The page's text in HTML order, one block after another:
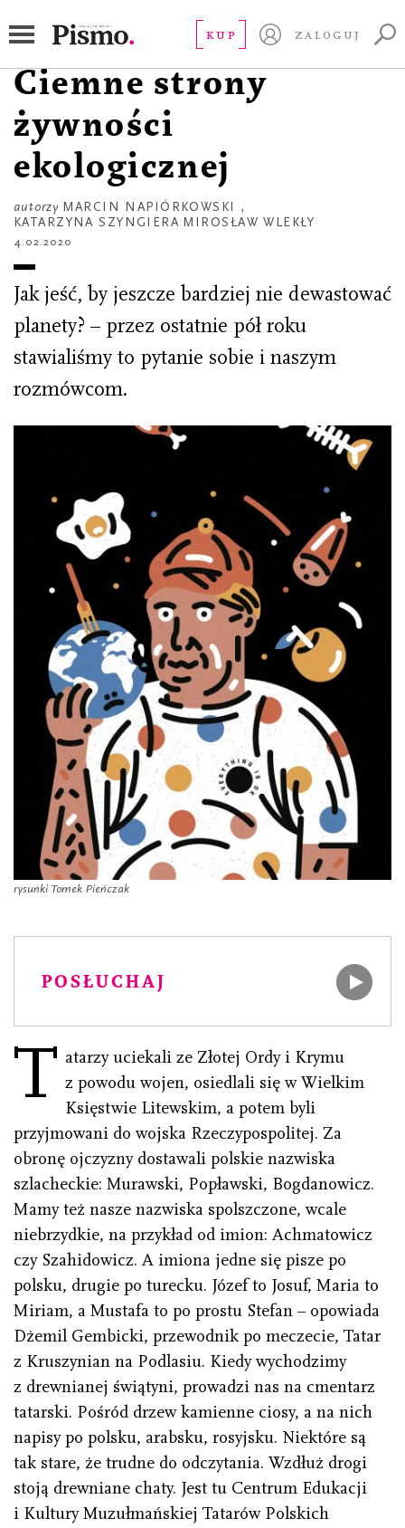
KUP ZALOGUJ
Warzywo bez chemii?
Ciemne strony
żywności
ekologicznej
autorzy MARCIN NAPIÓRKOWSKI ,
KATARZYNA SZYNGIERA MIROSŁAW WLEKŁY
4.02.2020
Jak jeść, by jeszcze bardziej nie dewastować
planety? – przez ostatnie pół roku
stawialiśmy to pytanie sobie i naszym
rozmówcom.
rysunki Tomek Pieńczak
POSŁUCHAJ
T atarzy uciekali ze Złotej Ordy i Krymu
z powodu wojen, osiedlali się w Wielkim
Księstwie Litewskim, a potem byli
przyjmowani do wojska Rzeczypospolitej. Za
obronę ojczyzny dostawali polskie nazwiska
szlacheckie: Murawski, Popławski, Bogdanowicz.
Mamy też nasze nazwiska spolszczone, wcale
niebrzydkie, na przykład od imion: Achmatowicz
czy Szahidowicz. A imiona jedne się pisze po
polsku, drugie po turecku. Józef to Josuf, Maria to
Miriam, a Mustafa to po prostu Stefan – opowiada
Dżemil Gembicki, przewodnik po meczecie, Tatar
z Kruszynian na Podlasiu. Kiedy wychodzimy
z drewnianej świątyni, prowadzi nas na cmentarz
tatarski. Pośród drzew kamienne ciosy, a na nich
napisy po polsku, arabsku, rosyjsku. Niektóre są
tak stare, że trudne do odczytania. Wzdłuż drogi
stoją drewniane chaty. Jest tu Centrum Edukacji
i Kultury Muzułmańskiej Tatarów Polskich